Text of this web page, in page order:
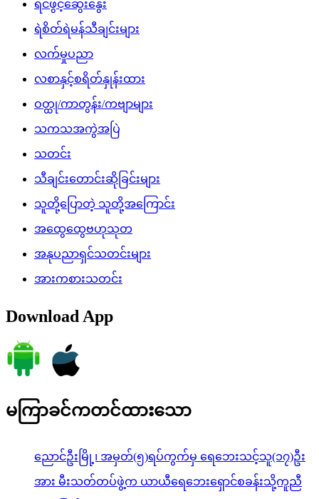
ရင်ဖွင့်ဆွေးနွေး
ရဲစိတ်ရဲမန်သီချင်းများ
လက်မှုပညာ
လစာနှင့်စရိတ်နှုန်းထား
ဝတ္ထု/ကာတွန်း/ကဗျာများ
သကသအကွဲအပြဲ
သတင်း
သီချင်းတောင်းဆိုခြင်းများ
သူတို့ပြောတဲ့ သူတို့အကြောင်း
အထွေထွေဗဟုသုတ
အနုပညာရှင်သတင်းများ
အားကစားသတင်း
Download App
မကြာခင်ကတင်ထားသော
ညောင်ဦးမြို့၊ အမှတ်(၅)ရပ်ကွက်မှ ရေဘေးသင့်သူ(၁၇)ဦး
အား မီးသတ်တပ်ဖွဲ့က ယာယီရေဘေးရှောင်စခန်းသို့ကူညီ